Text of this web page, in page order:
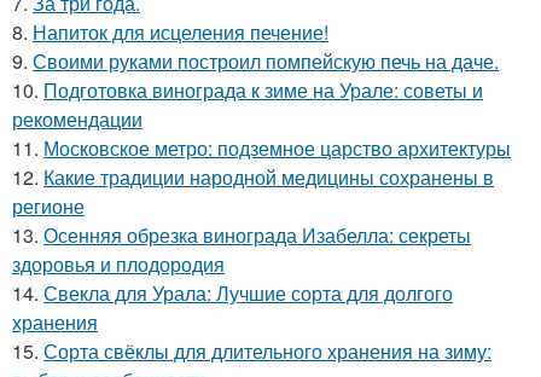
8. Напиток для исцеления печение!
9. Своими руками построил помпейскую печь на даче.
10. Подготовка винограда к зиме на Урале: советы и
рекомендации
11. Московское метро: подземное царство архитектуры
12. Какие традиции народной медицины сохранены в
регионе
13. Осенняя обрезка винограда Изабелла: секреты
здоровья и плодородия
14. Свекла для Урала: Лучшие сорта для долгого
хранения
15. Сорта свёклы для длительного хранения на зиму: